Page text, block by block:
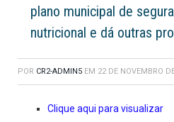
plano municipal de
nutricional e dá outras
POR CR2-ADMIN5 EM 22 DE NOVEMBRO
Clique aqui para visualizar